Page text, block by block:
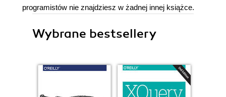
programistów nie znajdziesz w żadnej innej książce.
Wybrane bestsellery